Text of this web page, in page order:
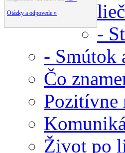
Otázky a odpovede »
-
- Smútok
Čo
Pozitívne
Život po